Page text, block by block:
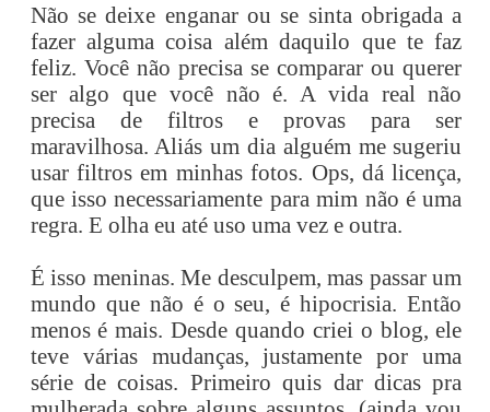
Não se deixe enganar ou se sinta obrigada a
fazer alguma coisa além daquilo que te faz
feliz. Você não precisa se comparar ou querer
ser algo que você não é. A vida real não
precisa de filtros e provas para ser
maravilhosa. Aliás um dia alguém me sugeriu
usar filtros em minhas fotos. Ops, dá licença,
que isso necessariamente para mim não é uma
regra. E olha eu até uso uma vez e outra.
É isso meninas. Me desculpem, mas passar um
mundo que não é o seu, é hipocrisia. Então
menos é mais. Desde quando criei o blog, ele
teve várias mudanças, justamente por uma
série de coisas. Primeiro quis dar dicas pra